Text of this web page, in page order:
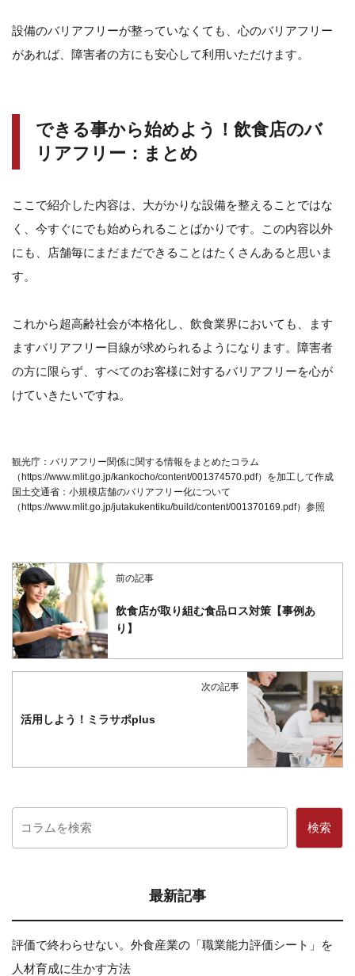
設備のバリアフリーが整っていなくても、心のバリアフリー
があれば、障害者の方にも安心して利用いただけます。
できる事から始めよう！飲食店のバ
リアフリー：まとめ
ここで紹介した内容は、大がかりな設備を整えることではな
く、今すぐにでも始められることばかりです。この内容以外
にも、店舗毎にまだまだできることはたくさんあると思いま
す。
これから超高齢社会が本格化し、飲食業界においても、ます
ますバリアフリー目線が求められるようになります。障害者
の方に限らず、すべてのお客様に対するバリアフリーを心が
けていきたいですね。
観光庁：バリアフリー関係に関する情報をまとめたコラム
（https://www.mlit.go.jp/kankocho/content/001374570.pdf）を加工して作成
国土交通省：小規模店舗のバリアフリー化について
（https://www.mlit.go.jp/jutakukentiku/build/content/001370169.pdf）参照
前の記事
飲食店が取り組む食品ロス対策【事例あ
り】
次の記事
活用しよう！ミラサポplus
検索
最新記事
評価で終わらせない。外食産業の「職業能力評価シート」を
人材育成に生かす方法